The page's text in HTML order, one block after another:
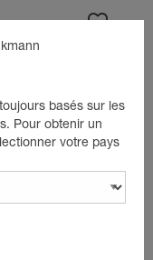
basés sur les
Pour obtenir un
votre pays